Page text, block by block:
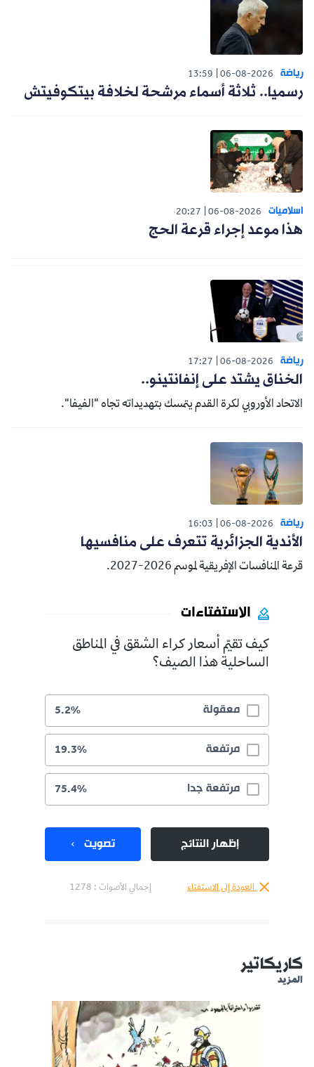
رياضة 06-08-2026
13:59
رسميا.. ثلاثة أسماء مرشحة لخلافة بيتكوفيتش
اسلاميات 06-08-2026
20:27
هذا موعد إجراء قرعة الحج
رياضة 06-08-2026
17:27
الخناق يشتد على إنفانتينو..
الاتحاد الأوروبي لكرة القدم يتمسك بتهديداته تجاه "الفيفا".
رياضة 06-08-2026
16:03
الأندية الجزائرية تتعرف على منافسيها
قرعة المنافسات الإفريقية لموسم 2026-2027.
الاستفتاءات
كيف تقيّم أسعار كراء الشقق في المناطق
الساحلية هذا الصيف؟
معقولة 5.2%
مرتفعة 19.3%
مرتفعة جدا 75.4%
إظهار النتائج تصويت
العودة إلى الاستفتاء إجمالي الأصوات : 1278
كاريكاتير
المزيد